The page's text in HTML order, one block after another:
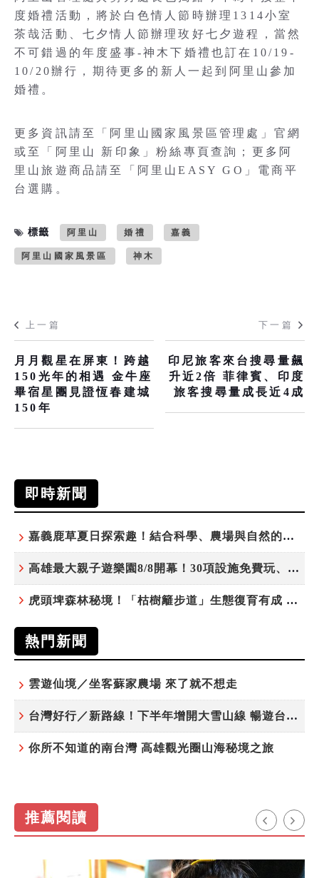
度婚禮活動，將於白色情人節時辦理1314小室
茶哉活動、七夕情人節辦理玫好七夕遊程，當然
不可錯過的年度盛事-神木下婚禮也訂在10/19-
10/20辦行，期待更多的新人一起到阿里山參加
婚禮。
更多資訊請至「阿里山國家風景區管理處」官網
或至「阿里山 新印象」粉絲專頁查詢；更多阿
里山旅遊商品請至「阿里山EASY GO」電商平
台選購。
標籤 阿里山 婚禮 嘉義
阿里山國家風景區 神木
上一篇
月月觀星在屏東！跨越
150光年的相遇 金牛座
畢宿星團見證恆春建城
150年
下一篇
印尼旅客來台搜尋量飆
升近2倍 菲律賓、印度
旅客搜尋量成長近4成
即時新聞
嘉義鹿草夏日探索趣！結合科學、農場與自然的親子小旅行
高雄最大親子遊樂園8/8開幕！30項設施免費玩、YOYO家族嗨翻暑假
虎頭埤森林秘境！「枯樹籬步道」生態復育有成 走進大自然生命教室
熱門新聞
雲遊仙境／坐客蘇家農場 來了就不想走
台灣好行／新路線！下半年增開大雪山線 暢遊台中更便利
你所不知道的南台灣 高雄觀光圈山海秘境之旅
推薦閱讀